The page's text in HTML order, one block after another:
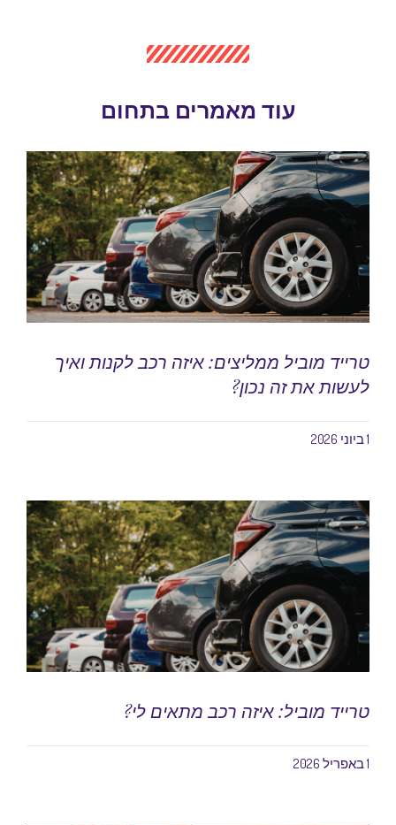
עוד מאמרים בתחום
טרייד מוביל ממליצים: איזה רכב לקנות ואיך
לעשות את זה נכון?
טרייד מוביל: איזה רכב מתאים לי?